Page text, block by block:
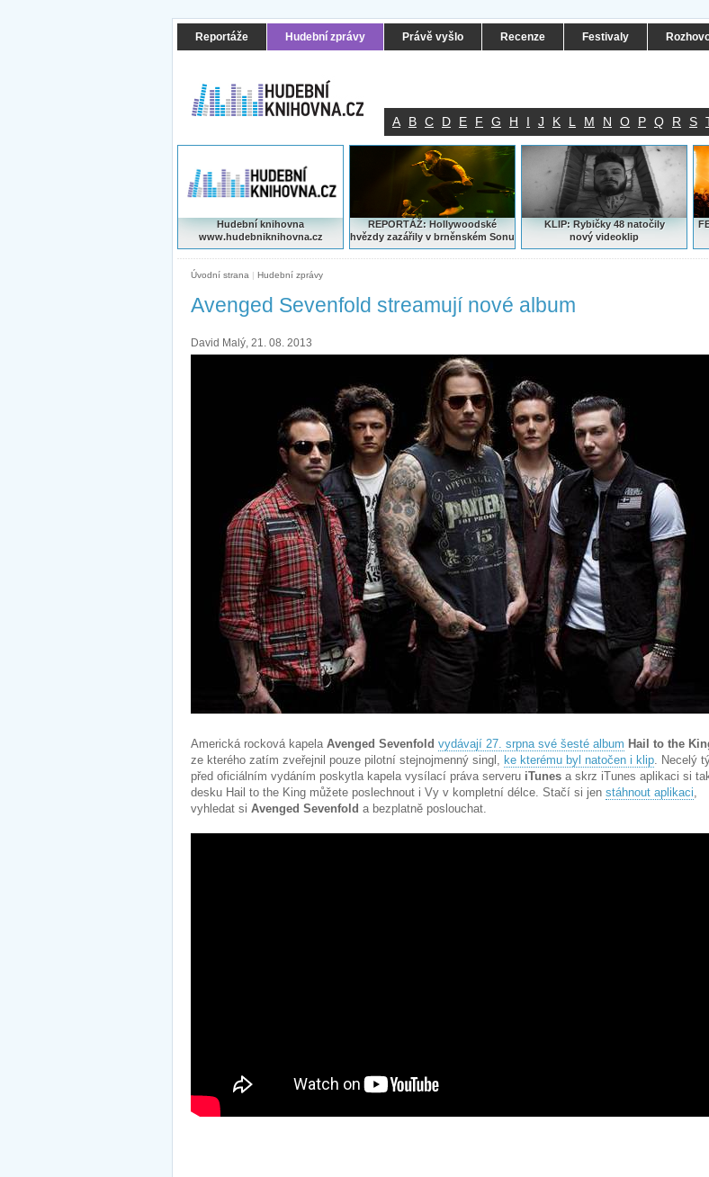
Reportáže Hudební zprávy Právě vyšlo Recenze Festivaly
A B C D E F G H I J K L M N O P Q R S
Hudební knihovna
www.hudebniknihovna.cz
REPORTÁŽ: Hollywoodské
hvězdy zazářily v brněnském Sonu
KLIP: Rybičky 48 natočily
nový videoklip
Úvodní strana | Hudební zprávy
Avenged Sevenfold streamují nové album
David Malý, 21. 08. 2013
Americká rocková kapela Avenged Sevenfold vydávají 27. srpna své šesté album Hail to the
ze kterého zatím zveřejnil pouze pilotní stejnojmenný singl, ke kterému byl natočen i klip. Necelý
před oficiálním vydáním poskytla kapela vysílací práva serveru iTunes a skrz iTunes aplikaci si
desku Hail to the King můžete poslechnout i Vy v kompletní délce. Stačí si jen stáhnout aplikaci,
vyhledat si Avenged Sevenfold a bezplatně poslouchat.